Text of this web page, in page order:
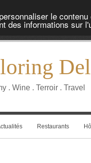
le
des informations sur
. Wine . Terroir . Travel
Restaurants